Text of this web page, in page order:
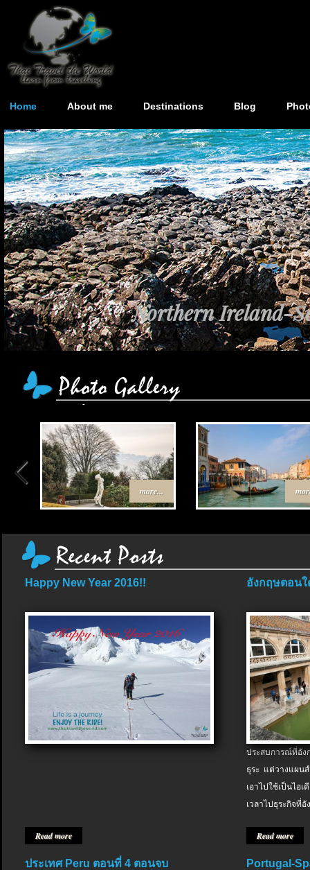
Home About me Destinations Blog
Northern Ireland-
more...
Happy New Year 2016!!
Read more
อังกฤษตอนใ
ประสบการณ์ที่อัง
ธุระ แต่วางแผน
เอาไปใช้เป็นไอ
เวลาไปธุระกิจที่อั
Read more
ประเทศ Peru ตอนที่ 4 ตอนจบ
Portugal-